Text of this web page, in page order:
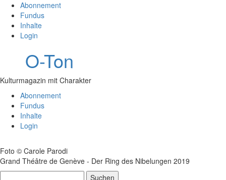
Abonnement
Fundus
Inhalte
Login
O-Ton
Kulturmagazin mit Charakter
Abonnement
Fundus
Inhalte
Login
Foto © Carole Parodi
Grand Théâtre de Genève - Der Ring des Nibelungen 2019